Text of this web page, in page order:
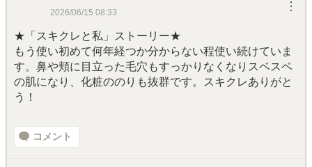
2026/06/15 08:33 ︙
★「スキクレと私」ストーリー★
もう使い初めて何年経つか分からない程使い続けていま
す。鼻や頬に目立った毛穴もすっかりなくなりスベスベ
の肌になり、化粧ののりも抜群です。スキクレありがと
う！
コメント